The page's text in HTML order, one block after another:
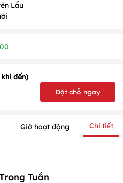
Lẩu
đến)
Đặt chỗ ngay
Giờ hoạt động Chi tiết
Tuần